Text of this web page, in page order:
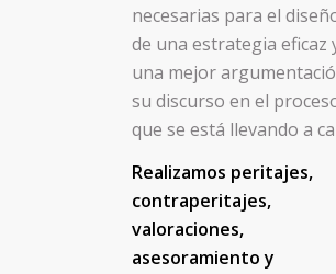
necesarias para el
de una estrategia eficaz
una mejor
su discurso en el
que se está llevando a
Realizamos peritajes,
contraperitajes,
valoraciones,
asesoramiento y